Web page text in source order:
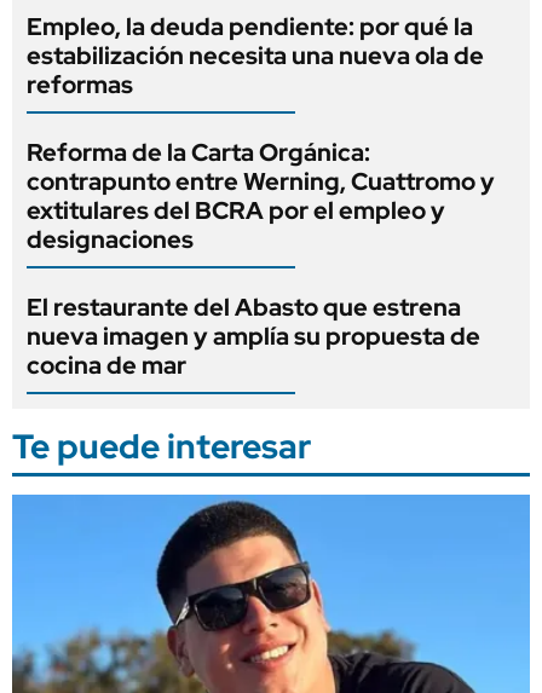
Empleo, la deuda pendiente: por qué la
estabilización necesita una nueva ola de
reformas
Reforma de la Carta Orgánica:
contrapunto entre Werning, Cuattromo y
extitulares del BCRA por el empleo y
designaciones
El restaurante del Abasto que estrena
nueva imagen y amplía su propuesta de
cocina de mar
Te puede interesar